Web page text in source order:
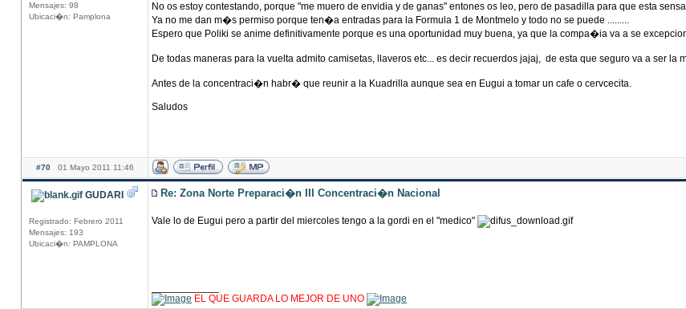
Mensajes: 98
Ubicaci�n: Pamplona
No os estoy contestando, porque "me muero de envidia y de ganas" entones os leo, pero de pasadilla para que esta
Ya no me dan m�s permiso porque ten�a entradas para la Formula 1 de Montmelo y todo no se puede .........
Espero que Poliki se anime definitivamente porque es una oportunidad muy buena, ya que la compa�ia va a se
De todas maneras para la vuelta admito camisetas, llaveros etc... es decir recuerdos jajaj, de esta que seguro va a ser
Antes de la concentraci�n habr� que reunir a la Kuadrilla aunque sea en Eugui a tomar un cafe o cervcecita.
Saludos
#70 01 Mayo 2011 11:46
GUDARI
Registrado: Febrero 2011
Mensajes: 193
Ubicaci�n: PAMPLONA
Re: Zona Norte Preparaci�n III Concentraci�n Nacional
Vale lo de Eugui pero a partir del miercoles tengo a la gordi en el "medico"
EL QUE GUARDA LO MEJOR DE UNO